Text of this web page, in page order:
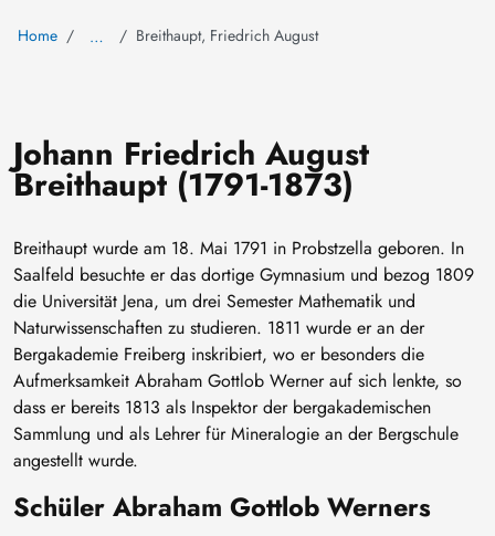
Home … Breithaupt, Friedrich August
Johann Friedrich August
Breithaupt (1791-1873)
Breithaupt wurde am 18. Mai 1791 in Probstzella geboren. In
Saalfeld besuchte er das dortige Gymnasium und bezog 1809
die Universität Jena, um drei Semester Mathematik und
Naturwissenschaften zu studieren. 1811 wurde er an der
Bergakademie Freiberg inskribiert, wo er besonders die
Aufmerksamkeit Abraham Gottlob Werner auf sich lenkte, so
dass er bereits 1813 als Inspektor der bergakademischen
Sammlung und als Lehrer für Mineralogie an der Bergschule
angestellt wurde.
Schüler Abraham Gottlob Werners